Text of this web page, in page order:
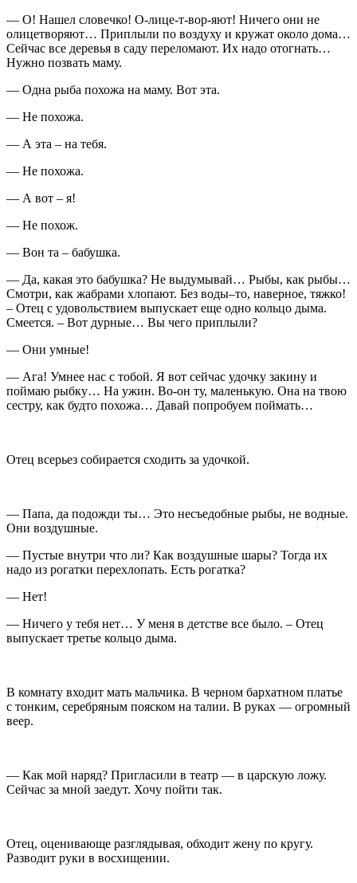
— О! Нашел словечко! О-лице-т-вор-яют! Ничего они не
олицетворяют… Приплыли по воздуху и кружат около дома…
Сейчас все деревья в саду переломают. Их надо отогнать…
Нужно позвать маму.
— Одна рыба похожа на маму. Вот эта.
— Не похожа.
— А эта – на тебя.
— Не похожа.
— А вот – я!
— Не похож.
— Вон та – бабушка.
— Да, какая это бабушка? Не выдумывай… Рыбы, как рыбы…
Смотри, как жабрами хлопают. Без воды–то, наверное, тяжко!
– Отец с удовольствием выпускает еще одно кольцо дыма.
Смеется. – Вот дурные… Вы чего приплыли?
— Они умные!
— Ага! Умнее нас с тобой. Я вот сейчас удочку закину и
поймаю рыбку… На ужин. Во-он ту, маленькую. Она на твою
сестру, как будто похожа… Давай попробуем поймать…
Отец всерьез собирается сходить за удочкой.
— Папа, да подожди ты… Это несъедобные рыбы, не водные.
Они воздушные.
— Пустые внутри что ли? Как воздушные шары? Тогда их
надо из рогатки перехлопать. Есть рогатка?
— Нет!
— Ничего у тебя нет… У меня в детстве все было. – Отец
выпускает третье кольцо дыма.
В комнату входит мать мальчика. В черном бархатном платье
с тонким, серебряным пояском на талии. В руках — огромный
веер.
— Как мой наряд? Пригласили в театр — в царскую ложу.
Сейчас за мной заедут. Хочу пойти так.
Отец, оценивающе разглядывая, обходит жену по кругу.
Разводит руки в восхищении.